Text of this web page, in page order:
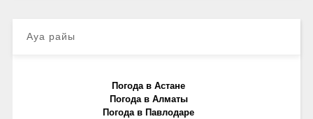
Ауа райы
Погода в Астане
Погода в Алматы
Погода в Павлодаре